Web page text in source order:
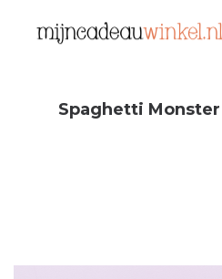
Spaghetti